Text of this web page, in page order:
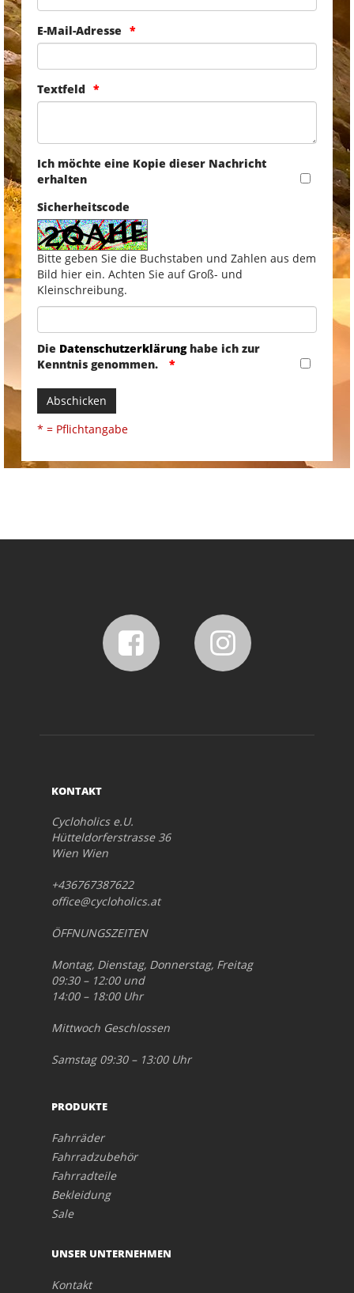
E-Mail-Adresse
Textfeld
Ich möchte eine Kopie dieser Nachricht
erhalten
Sicherheitscode
Bitte geben Sie die Buchstaben und Zahlen aus dem
Bild hier ein. Achten Sie auf Groß- und
Kleinschreibung.
Die Datenschutzerklärunghabe ich zur
Kenntnis genommen.
Abschicken
* = Pflichtangabe
KONTAKT
Cycloholics e.U.
Hütteldorferstrasse 36
Wien Wien
+436767387622
office@cycloholics.at
ÖFFNUNGSZEITEN
Montag, Dienstag, Donnerstag, Freitag
09:30 – 12:00 und
14:00 – 18:00 Uhr
Mittwoch Geschlossen
Samstag 09:30 – 13:00 Uhr
PRODUKTE
Fahrräder
Fahrradzubehör
Fahrradteile
Bekleidung
Sale
UNSER UNTERNEHMEN
Kontakt